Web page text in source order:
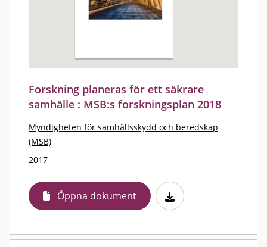
Forskning planeras för ett säkrare
samhälle : MSB:s forskningsplan 2018
Myndigheten för samhällsskydd och beredskap
(MSB)
2017
Öppna dokument